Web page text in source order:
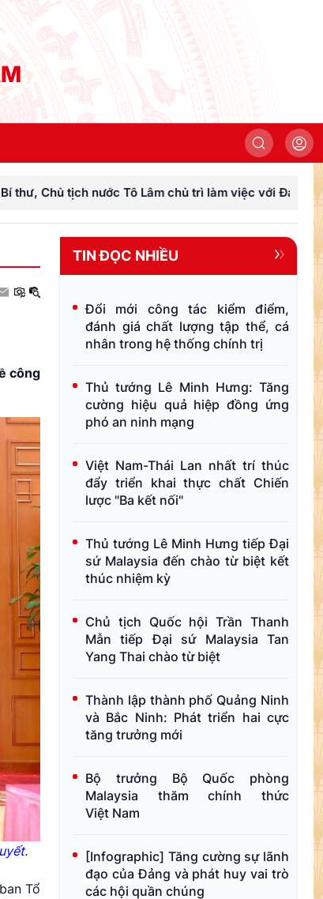
Tô Lâm chủ trì làm việc với Đảng ủy Chính phủ
công
Tổ
TIN ĐỌC NHIỀU
Đổi mới công tác kiểm điểm,
đánh giá chất lượng tập thể, cá
nhân trong hệ thống chính trị
Thủ tướng Lê Minh Hưng: Tăng
cường hiệu quả hiệp đồng ứng
phó an ninh mạng
Việt Nam-Thái Lan nhất trí thúc
đẩy triển khai thực chất Chiến
lược "Ba kết nối"
Thủ tướng Lê Minh Hưng tiếp Đại
sứ Malaysia đến chào từ biệt kết
thúc nhiệm kỳ
Chủ tịch Quốc hội Trần Thanh
Mẫn tiếp Đại sứ Malaysia Tan
Yang Thai chào từ biệt
Thành lập thành phố Quảng Ninh
và Bắc Ninh: Phát triển hai cực
tăng trưởng mới
Bộ trưởng Bộ Quốc phòng
Malaysia thăm chính thức
Việt Nam
[Infographic] Tăng cường sự lãnh
đạo của Đảng và phát huy vai trò
các hội quần chúng